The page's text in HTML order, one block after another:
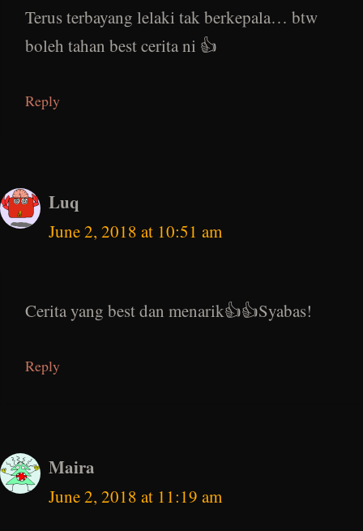
Terus terbayang lelaki tak berkepala… btw
boleh tahan best cerita ni 👍
Reply
Luq
June 2, 2018 at 10:51 am
Cerita yang best dan menarik👍👍Syabas!
Reply
Maira
June 2, 2018 at 11:19 am